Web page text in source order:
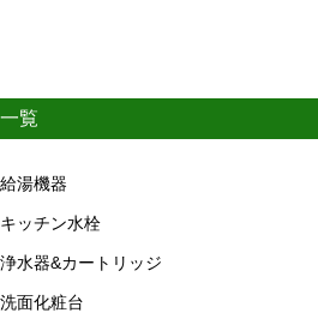
覧
給湯機器
キッチン水栓
浄水器&カートリッジ
洗面化粧台